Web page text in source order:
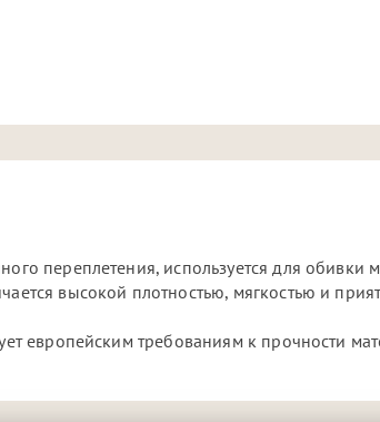
переплетения, используется для обивки
высокой плотностью, мягкостью и
европейским требованиям к прочности